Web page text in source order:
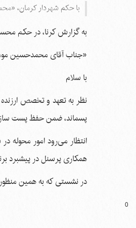
با حکم شهردار کرمان،
به گزارش کرنا، در حکم
«جناب آقای محمدحسین
با سلام
پسماند، ضمن حفظ پست
انتظار می‌رود امور محوله
همکاری پرسنل در پیشبرد
در نشستی که به همین
0